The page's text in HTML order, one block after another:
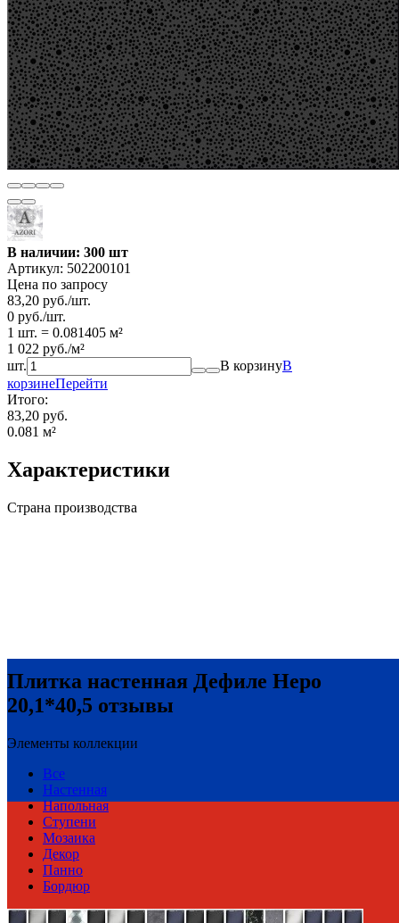
В наличии: 300 шт
Артикул: 502200101
Цена по запросу
83,20 руб./шт.
0 руб./шт.
1 шт. = 0.081405 м²
1 022 руб./м²
шт.
В корзинуВ
корзинеПерейти
Итого:
83,20 руб.
0.081 м²
Характеристики
Страна производства
Плитка настенная Дефиле Неро
20,1*40,5 отзывы
Элементы коллекции
Все
Настенная
Напольная
Ступени
Мозаика
Декор
Панно
Бордюр